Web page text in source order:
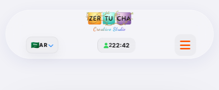
Creative Studio
222:42
🇸🇦AR